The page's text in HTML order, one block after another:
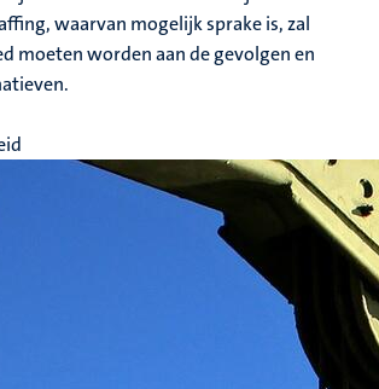
waarvan mogelijk sprake is, zal
moeten worden aan de gevolgen en